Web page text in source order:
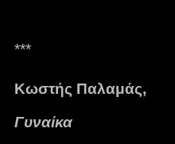
***
Κωστής Παλαμάς,
Γυναίκα